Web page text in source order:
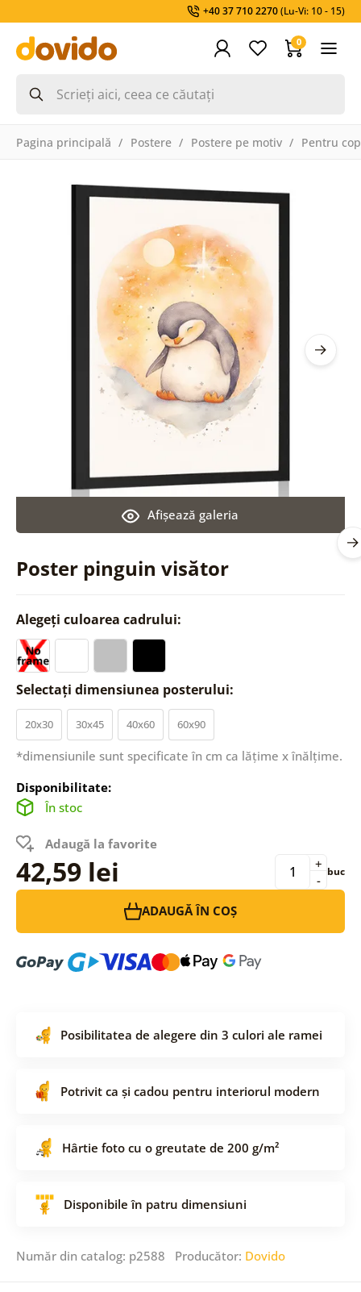
+40 37 710 2270(Lu-Vi: 10 - 15)
0
Pagina principală Postere Postere pe motiv Pentru
Poster pinguin visător
Afişează galeria
Alegeți culoarea cadrului:
Selectați dimensiunea posterului:
20x30 30x45 40x60 60x90
*dimensiunile sunt specificate în cm ca lățime x înălțime.
Disponibilitate:
În stoc
Adaugă la favorite
42,59 lei -
+ buc
ADAUGĂ ÎN COȘ
Posibilitatea de alegere din 3 culori ale ramei
Potrivit ca și cadou pentru interiorul modern
Hârtie foto cu o greutate de 200 g/m²
Disponibile în patru dimensiuni
Număr din catalog: p2588 Producător: Dovido